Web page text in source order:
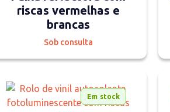
riscas vermelhas e
brancas
Sob consulta
Em stock